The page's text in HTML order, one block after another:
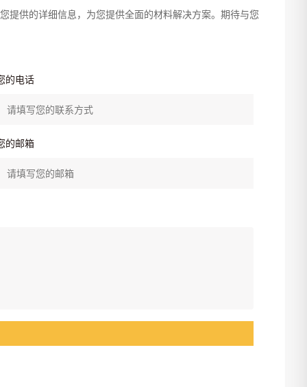
提供的详细信息，为您提供全面的材料解决方案。期待与您
的电话
的邮箱